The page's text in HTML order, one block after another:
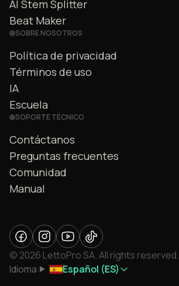
AI Stem Splitter
Beat Maker
SOBRE NOSOTROS
Política de privacidad
Términos de uso
IA
Escuela
SOPORTE TÉCNICO
Contáctanos
Preguntas frecuentes
Comunidad
Manual
© 2026 LettoPro SA. All rights reserved.
Idioma:
Español (ES)